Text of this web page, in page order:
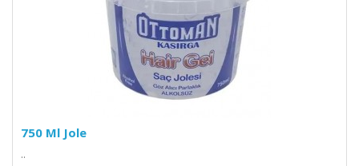
750 Ml Jole
..